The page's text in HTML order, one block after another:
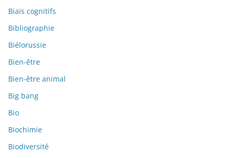
Biais cognitifs
Bibliographie
Biélorussie
Bien-être
Bien-être animal
Big bang
Bio
Biochimie
Biodiversité